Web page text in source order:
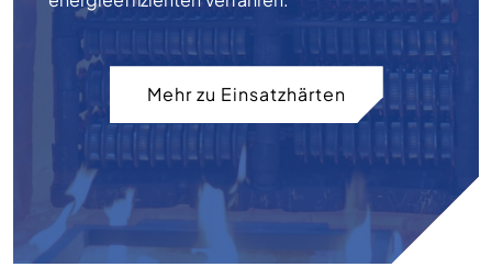
Mehr zu Einsatzhärten